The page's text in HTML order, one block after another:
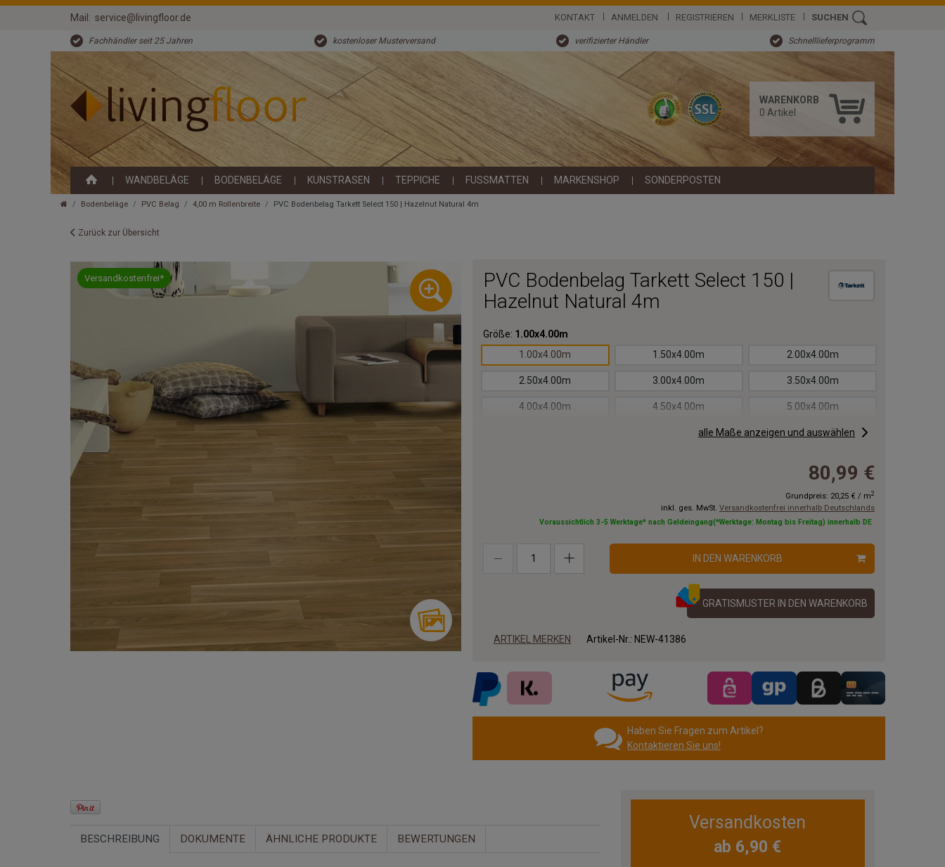
Mail: service@livingfloor.de KONTAKT ANMELDEN REGISTRIEREN MERKLISTE SUCHEN
Fachhändler seit 25 Jahren kostenloser Musterversand verifizierter Händler Schnelllieferprogramm
WARENKORB
0 Artikel
WANDBELÄGE BODENBELÄGE KUNSTRASEN TEPPICHE FUSSMATTEN MARKENSHOP SONDERPOSTEN
Bodenbeläge PVC Belag 4,00 m Rollenbreite PVC Bodenbelag Tarkett Select 150 | Hazelnut Natural 4m
Zurück zur Übersicht
Versandkostenfrei*
PVC Bodenbelag Tarkett Select 150 |
Hazelnut Natural 4m
Größe: 1.00x4.00m
1.00x4.00m
1.50x4.00m 2.00x4.00m
2.50x4.00m 3.00x4.00m 3.50x4.00m
4.00x4.00m 4.50x4.00m 5.00x4.00m
6.00x4.00m 6.50x4.00m
9.50x4.00m
11.00x4.00m 12.00x4.00m
16.00x4.00m 17.00x4.00m
20.00x4.00m
alle Maße anzeigen und auswählen
80,99 €
Grundpreis: 20,25 € / m2
inkl. ges. MwSt. Versandkostenfrei innerhalb Deutschlands
Voraussichtlich 3-5 Werktage* nach Geldeingang(*Werktage: Montag bis Freitag) innerhalb DE
IN DEN WARENKORB
GRATISMUSTER IN DEN WARENKORB
ARTIKEL MERKEN Artikel-Nr.: NEW-41386
Haben Sie Fragen zum Artikel?
Kontaktieren Sie uns!
BESCHREIBUNG DOKUMENTE ÄHNLICHE PRODUKTE BEWERTUNGEN
Versandkosten
ab 6,90 €